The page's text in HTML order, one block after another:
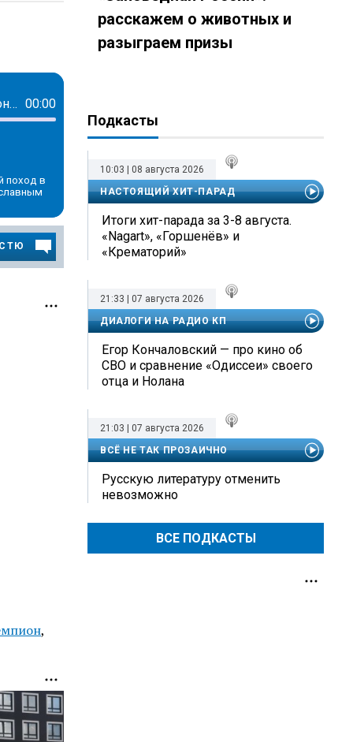
Самый важный день: Сергей Семак, "Зенит" - ЦСКА, жеребьевка Лиги Чемпионов и кредит доверия 00:00
поход в
,
расскажем о животных и
разыграем призы
Подкасты
10:03 | 08 августа 2026
НАСТОЯЩИЙ ХИТ-ПАРАД
Итоги хит-парада за 3-8 августа.
«Nagart», «Горшенёв» и
«Крематорий»
21:33 | 07 августа 2026
ДИАЛОГИ НА РАДИО КП
Егор Кончаловский — про кино об
СВО и сравнение «Одиссеи» своего
отца и Нолана
21:03 | 07 августа 2026
ВСЁ НЕ ТАК ПРОЗАИЧНО
Русскую литературу отменить
невозможно
ВСЕ ПОДКАСТЫ